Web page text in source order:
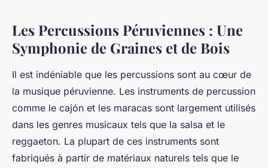
Les Percussions Péruviennes : Une
Symphonie de Graines et de Bois
Il est indéniable que les percussions sont au cœur de
la musique péruvienne. Les instruments de percussion
comme le cajón et les maracas sont largement utilisés
dans les genres musicaux tels que la salsa et le
reggaeton. La plupart de ces instruments sont
fabriqués à partir de matériaux naturels tels que le